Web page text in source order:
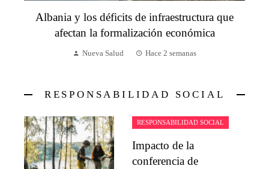
Albania y los déficits de infraestructura que
afectan la formalización económica
Nueva Salud Hace 2 semanas
RESPONSABILIDAD SOCIAL
RESPONSABILIDAD SOCIAL
Impacto de la
conferencia de